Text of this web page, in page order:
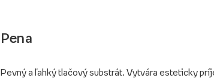
Pena
Pevný a ľahký tlačový substrát. Vytvára esteticky